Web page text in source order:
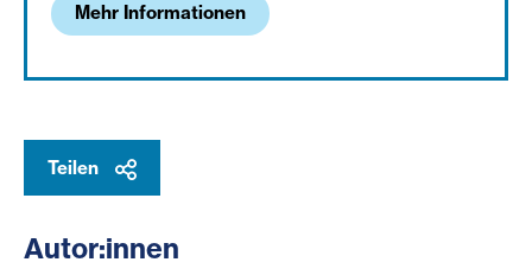
Mehr Informationen
Teilen
Autor:innen